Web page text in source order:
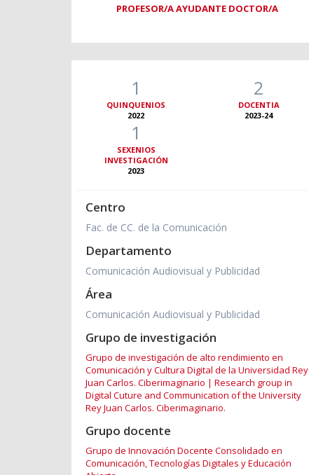
PROFESOR/A AYUDANTE DOCTOR/A
1
QUINQUENIOS
2022
2
DOCENTIA
2023-24
1
SEXENIOS
INVESTIGACIÓN
2023
Centro
Fac. de CC. de la Comunicación
Departamento
Comunicación Audiovisual y Publicidad
Área
Comunicación Audiovisual y Publicidad
Grupo de investigación
Grupo de investigación de alto rendimiento en
Comunicación y Cultura Digital de la Universidad Rey
Juan Carlos. Ciberimaginario | Research group in
Digital Cuture and Communication of the University
Rey Juan Carlos. Ciberimaginario.
Grupo docente
Grupo de Innovación Docente Consolidado en
Comunicación, Tecnologías Digitales y Educación